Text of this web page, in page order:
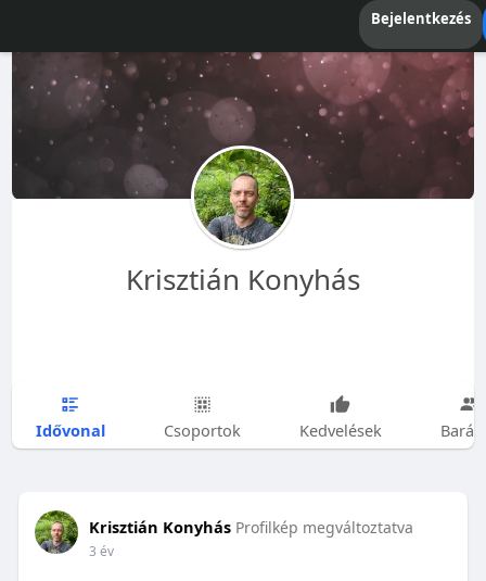
Bejelentkezés
Krisztián Konyhás
Idővonal Csoportok Kedvelések
Krisztián Konyhás Profilkép megváltoztatva
3 év